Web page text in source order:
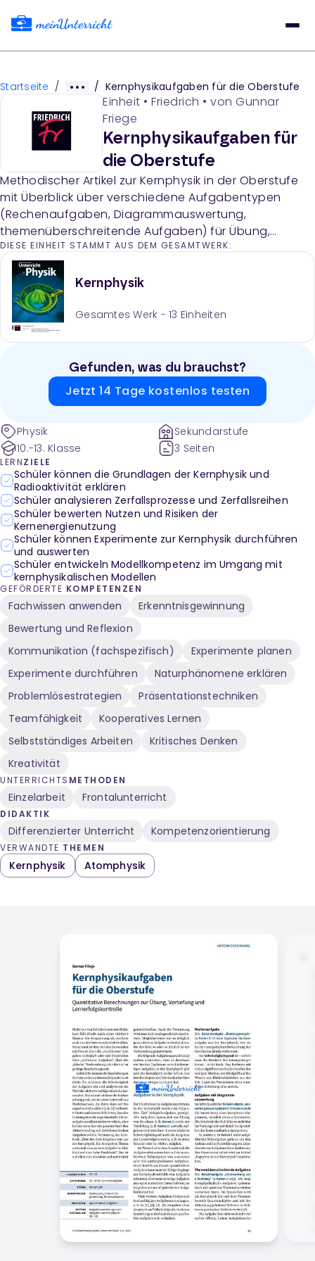
Startseite / / Kernphysikaufgaben für die Oberstufe
Einheit • Friedrich • von Gunnar
Friege
Kernphysikaufgaben für
die Oberstufe
Methodischer Artikel zur Kernphysik in der Oberstufe
mit Überblick über verschiedene Aufgabentypen
(Rechenaufgaben, Diagrammauswertung,
themenüberschreitende Aufgaben) für Übung,
Vertiefung und Lernerfolgskontrolle. Der Text erläutert
die Vielfalt der Aufgabenkultur in der Kernphysik und
verweist auf konkrete Beispielaufgaben in Kästen.
DIESE EINHEIT STAMMT AUS DEM GESAMTWERK:
Kernphysik
Gesamtes Werk - 13 Einheiten
Gefunden, was du brauchst?
Jetzt 14 Tage kostenlos testen
Physik
10.-13. Klasse
Sekundarstufe
3 Seiten
LERNZIELE
Schüler können die Grundlagen der Kernphysik und
Radioaktivität erklären
Schüler analysieren Zerfallsprozesse und Zerfallsreihen
Schüler bewerten Nutzen und Risiken der
Kernenergienutzung
Schüler können Experimente zur Kernphysik durchführen
und auswerten
Schüler entwickeln Modellkompetenz im Umgang mit
kernphysikalischen Modellen
GEFÖRDERTE KOMPETENZEN
Fachwissen anwenden
Erkenntnisgewinnung
Bewertung und Reflexion
Kommunikation (fachspezifisch)
Experimente planen
Experimente durchführen
Naturphänomene erklären
Problemlösestrategien
Präsentationstechniken
Teamfähigkeit
Kooperatives Lernen
Selbstständiges Arbeiten
Kritisches Denken
Kreativität
UNTERRICHTS METHODEN
Einzelarbeit Frontalunterricht
DIDAKTIK
Differenzierter Unterricht Kompetenzorientierung
VERWANDTE THEMEN
Kernphysik Atomphysik